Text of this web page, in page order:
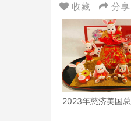
收藏 分享
2023年慈济美国